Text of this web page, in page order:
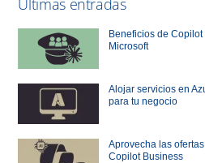
Beneficios de
Microsoft
Alojar servicios en
para tu negocio
Aprovecha las
Copilot Business